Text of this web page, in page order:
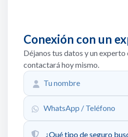
Conexión con un
Déjanos tus datos y un experto
contactará hoy mismo.